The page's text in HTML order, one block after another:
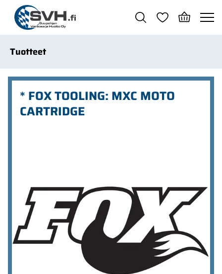
Siirry pääsisältöön
Tuotteet
* FOX TOOLING: MXC MOTO
CARTRIDGE